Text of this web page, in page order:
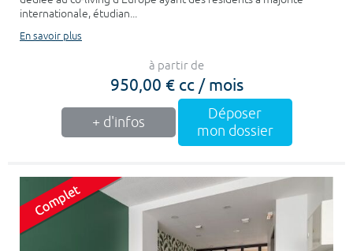
internationale, étudian...
En savoir plus
à partir de
950,00 € cc / mois
+ d'infos
Déposer
mon dossier